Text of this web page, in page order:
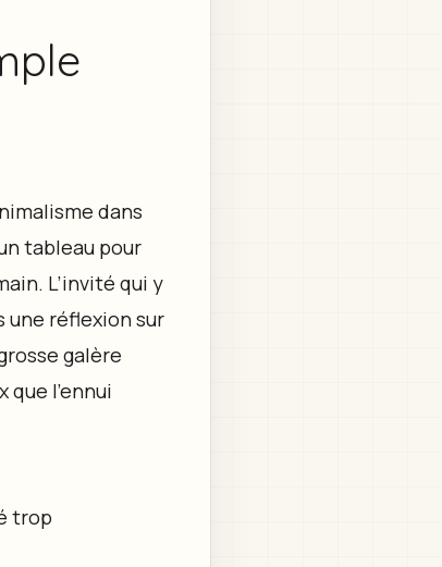
dans
tableau pour
L’invité qui y
une réflexion sur
galère
l’ennui
trop